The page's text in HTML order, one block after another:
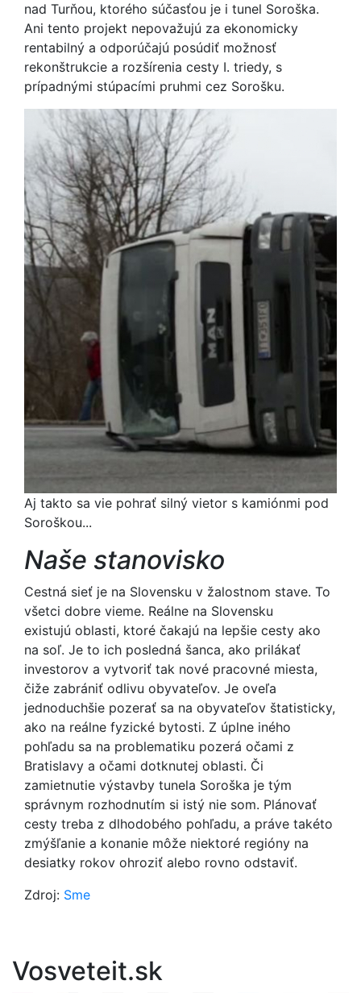
nad Turňou, ktorého súčasťou je i tunel Soroška.
Ani tento projekt nepovažujú za ekonomicky
rentabilný a odporúčajú posúdiť možnosť
rekonštrukcie a rozšírenia cesty I. triedy, s
prípadnými stúpacími pruhmi cez Sorošku.
Aj takto sa vie pohrať silný vietor s kamiónmi pod
Soroškou...
Naše stanovisko
Cestná sieť je na Slovensku v žalostnom stave. To
všetci dobre vieme. Reálne na Slovensku
existujú oblasti, ktoré čakajú na lepšie cesty ako
na soľ. Je to ich posledná šanca, ako prilákať
investorov a vytvoriť tak nové pracovné miesta,
čiže zabrániť odlivu obyvateľov. Je oveľa
jednoduchšie pozerať sa na obyvateľov štatisticky,
ako na reálne fyzické bytosti. Z úplne iného
pohľadu sa na problematiku pozerá očami z
Bratislavy a očami dotknutej oblasti. Či
zamietnutie výstavby tunela Soroška je tým
správnym rozhodnutím si istý nie som. Plánovať
cesty treba z dlhodobého pohľadu, a práve takéto
zmýšľanie a konanie môže niektoré regióny na
desiatky rokov ohroziť alebo rovno odstaviť.
Zdroj: Sme
Vosveteit.sk